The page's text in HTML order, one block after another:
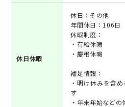
休日休暇
休日：その他
年間休日：106日
休暇制度：
・有給休暇
・慶弔休暇
補足情報：
・明け休みを含
す
・年末年始などの